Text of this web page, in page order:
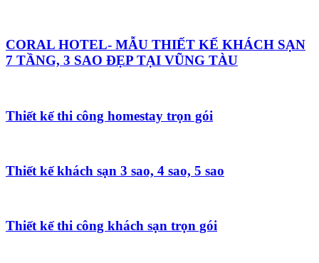
CORAL HOTEL- MẪU THIẾT KẾ KHÁCH SẠN
7 TẦNG, 3 SAO ĐẸP TẠI VŨNG TÀU
Thiết kế thi công homestay trọn gói
Thiết kế khách sạn 3 sao, 4 sao, 5 sao
Thiết kế thi công khách sạn trọn gói